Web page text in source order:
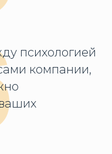
психологией
компании,